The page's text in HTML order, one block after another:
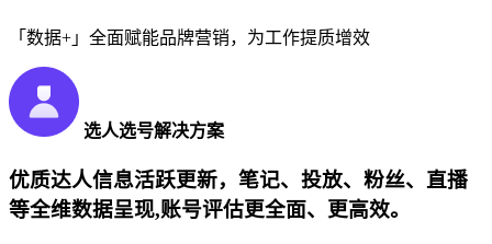
「数据+」全面赋能品牌营销，为工作提质增效
选人选号解决方案
优质达人信息活跃更新，笔记、投放、粉丝、直播
等全维数据呈现,账号评估更全面、更高效。